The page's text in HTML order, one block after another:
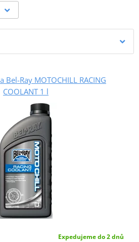
Bel-Ray MOTOCHILL RACING
COOLANT 1 l
Expedujeme do 2 dnů